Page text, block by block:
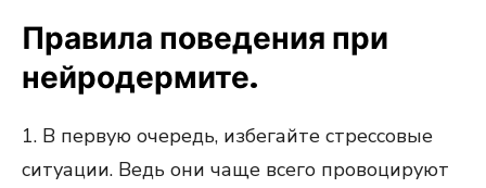
Правила поведения при
нейродермите.
1. В первую очередь, избегайте стрессовые
ситуации. Ведь они чаще всего провоцируют